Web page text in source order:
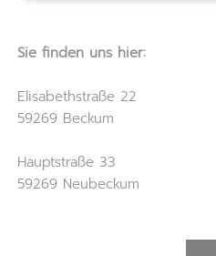
Sie finden uns hier:
Elisabethstraße 22
59269 Beckum
Hauptstraße 33
59269 Neubeckum